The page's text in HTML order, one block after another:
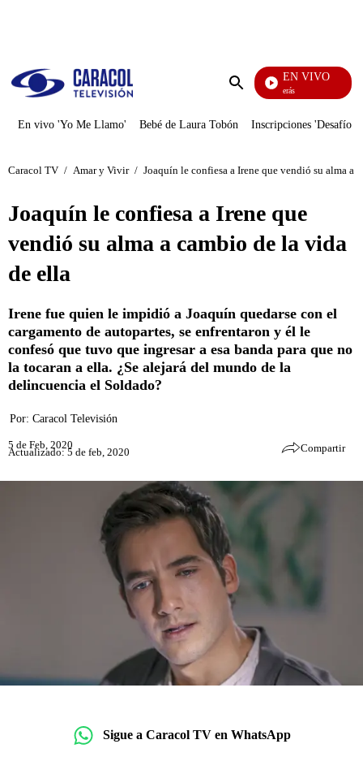
Enviar
EN VIVO
También Caerás
En vivo 'Yo Me Llamo' Bebé de Laura Tobón Inscripciones 'Desafío'
Caracol TV / Amar y Vivir / Joaquín le confiesa a Irene que vendió su alma a
Joaquín le confiesa a Irene que
vendió su alma a cambio de la vida
de ella
Irene fue quien le impidió a Joaquín quedarse con el
cargamento de autopartes, se enfrentaron y él le
confesó que tuvo que ingresar a esa banda para que no
la tocaran a ella. ¿Se alejará del mundo de la
delincuencia el Soldado?
Por: Caracol Televisión
5 de Feb, 2020
Actualizado: 5 de feb, 2020 Compartir
Sigue a Caracol TV en WhatsApp